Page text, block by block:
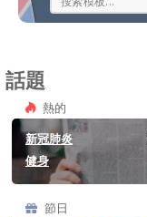
話題
熱的
新冠肺炎
健身
節日